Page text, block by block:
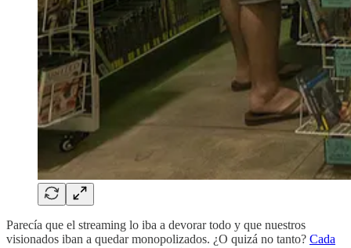
Parecía que el streaming lo iba a devorar todo y que nuestros
visionados iban a quedar monopolizados. ¿O quizá no tanto? Cada